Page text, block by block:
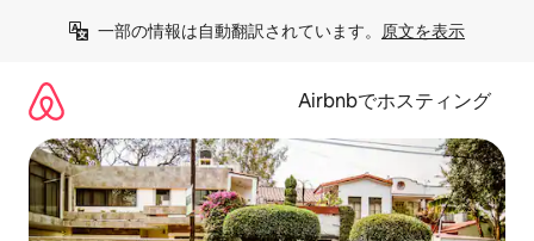
一部の情報は自動翻訳されています。 原文を表示
Airbnbでホスティング